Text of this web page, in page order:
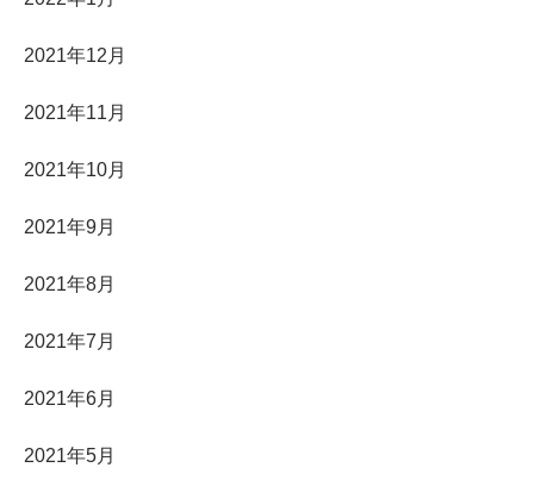
2021年12月
2021年11月
2021年10月
2021年9月
2021年8月
2021年7月
2021年6月
2021年5月